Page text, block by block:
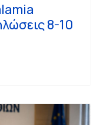
8-10